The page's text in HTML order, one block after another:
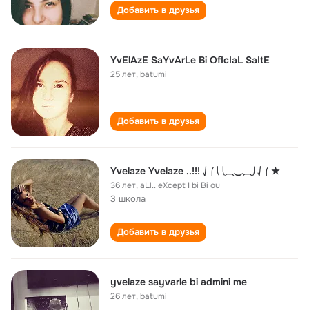
Добавить в друзья
YvElAzE SaYvArLe Bi OfIcIaL SaItE
25 лет,batumi
Добавить в друзья
Yvelaze Yvelaze ..!!! ⎷⎛⎝⎝⏠⏝⏠⎠⎷⎛ ★
36 лет,aLl.. eXcept I bi Bi ou
3 школа
Добавить в друзья
yvelaze sayvarle bi admini me
26 лет,batumi